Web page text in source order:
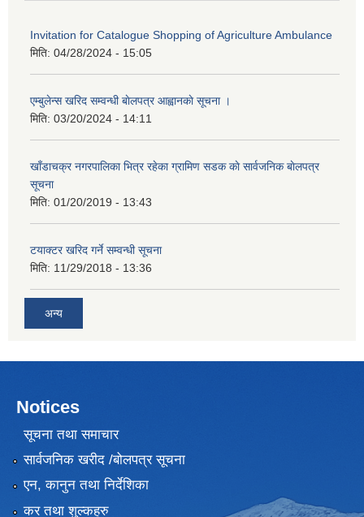
Invitation for Catalogue Shopping of Agriculture Ambulance
मिति: 04/28/2024 - 15:05
एम्बुलेन्स खरिद सम्वन्धी बाेलपत्र आह्वानकाे सूचना ।
मिति: 03/20/2024 - 14:11
खाँडाचक्र नगरपालिका भित्र रहेका ग्रामिण सडक काे सार्वजनिक बाेलपत्र
सूचना
मिति: 01/20/2019 - 13:43
टयाक्टर खरिद गर्ने सम्वन्धी सूचना
मिति: 11/29/2018 - 13:36
अन्य
Notices
सूचना तथा समाचार
सार्वजनिक खरीद /बोलपत्र सूचना
एन, कानुन तथा निर्देशिका
कर तथा शुल्कहरु